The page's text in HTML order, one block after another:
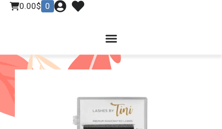
0.00$ 0